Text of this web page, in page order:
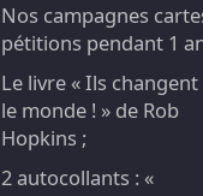
Nos campagnes
pétitions pendant 1
Le livre « Ils changent
le monde ! » de Rob
Hopkins ;
2 autocollants : «